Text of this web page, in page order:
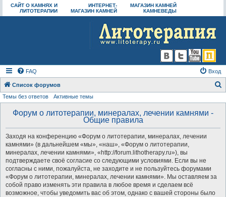
САЙТ О КАМНЯХ И
ЛИТОТЕРАПИИ
ИНТЕРНЕТ-
МАГАЗИН КАМНЕЙ
МАГАЗИН КАМНЕЙ
КАМНЕВЕДЫ
FAQ Вход
Список форумов
Темы без ответов Активные темы
Форум о литотерапии, минералах, лечении камнями -
Общие правила
Заходя на конференцию «Форум о литотерапии, минералах, лечении
камнями» (в дальнейшем «мы», «наш», «Форум о литотерапии,
минералах, лечении камнями», «http://forum.lithotherapy.ru»), вы
подтверждаете своё согласие со следующими условиями. Если вы не
согласны с ними, пожалуйста, не заходите и не пользуйтесь форумами
«Форум о литотерапии, минералах, лечении камнями». Мы оставляем за
собой право изменять эти правила в любое время и сделаем всё
возможное, чтобы уведомить вас об этом, однако с вашей стороны было